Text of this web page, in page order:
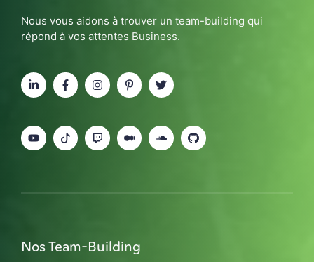
Nous vous aidons à trouver un team-building qui
répond à vos attentes Business.
Nos Team-Building